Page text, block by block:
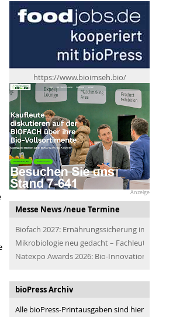
https://www.bioimseh.bio/
Anzeige
Messe News /neue Termine
Biofach 2027: Ernährungssicherung im Blick
Mikrobiologie neu gedacht – Fachleute der
Natexpo Awards 2026: Bio-Innovationen für
bioPress Archiv
Alle bioPress-Printausgaben sind hier